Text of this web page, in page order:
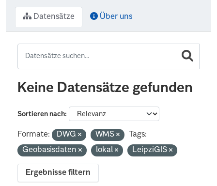
Datensätze Über uns
Keine Datensätze gefunden
Sortieren nach
Formate: DWG WMS
Tags:
Geobasisdaten
lokal LeipziGIS
Ergebnisse filtern